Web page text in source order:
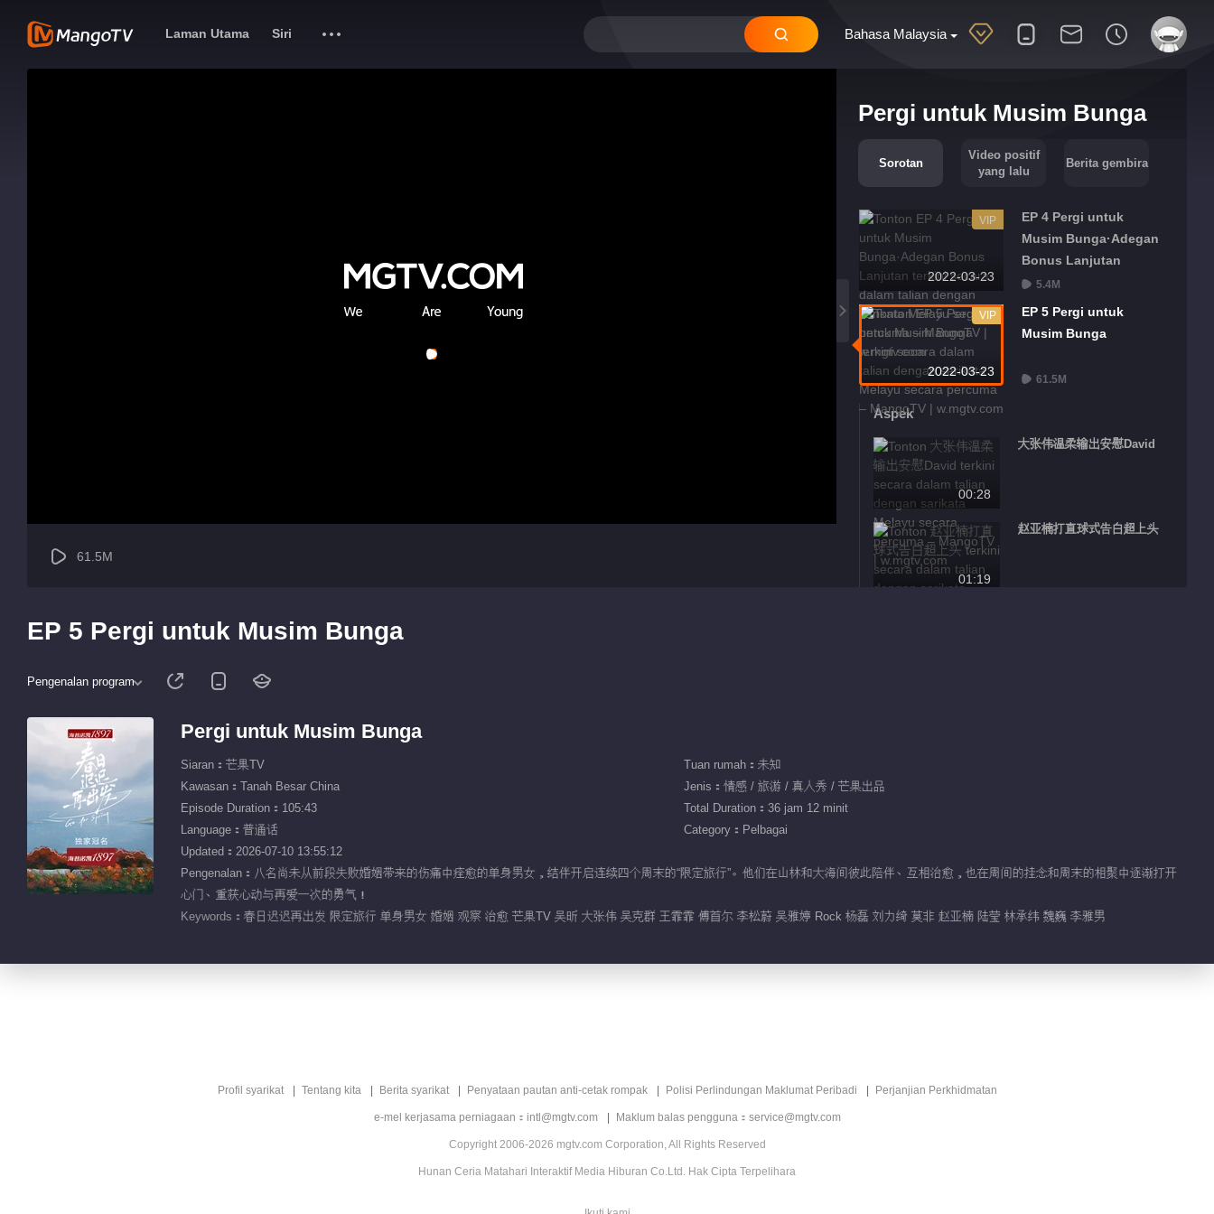
Bahasa Malaysia
Laman Utama Siri
Pergi untuk Musim Bunga
Sorotan
Video positif
yang lalu
Berita gembira
2022-03-23
VIP
EP 4 Pergi untuk
Musim Bunga·Adegan
Bonus Lanjutan
5.4M
2022-03-23
VIP
EP 5 Pergi untuk
Musim Bunga
61.5M
Aspek
00:28
大张伟温柔输出安慰David
01:19
赵亚楠打直球式告白超上头
02:01
王霏霏说喜欢有很多信号
01:20
61.5M
EP 5 Pergi untuk Musim Bunga
Pengenalan program
Pergi untuk Musim Bunga
Siaran：芒果TV
Tuan rumah：未知
Kawasan：Tanah Besar China
Jenis：情感 / 旅游 / 真人秀 / 芒果出品
Episode Duration：105:43
Total Duration：36 jam 12 minit
Language：普通话
Category：Pelbagai
Updated：2026-07-10 13:55:12
Pengenalan：八名尚未从前段失败婚姻带来的伤痛中痊愈的单身男女，结伴开启连续四个周末的“限定旅行”。他们在山林和大海间彼此陪伴、互相治愈，也在周间的挂念和周末的相聚中逐渐打开
心门、重获心动与再爱一次的勇气！
Keywords： 春日迟迟再出发 限定旅行 单身男女 婚姻 观察 治愈 芒果TV 吴昕 大张伟 吴克群 王霏霏 傅首尔 李松蔚 吴雅婷 Rock 杨磊 刘力绮 莫非 赵亚楠 陆莹 林承纬 魏巍 李雅男
Profil syarikat Tentang kita Berita syarikat Penyataan pautan anti-cetak rompak Polisi Perlindungan Maklumat Peribadi Perjanjian Perkhidmatan
e-mel kerjasama perniagaan：intl@mgtv.com Maklum balas pengguna：service@mgtv.com
Copyright 2006-2026 mgtv.com Corporation, All Rights Reserved
Hunan Ceria Matahari Interaktif Media Hiburan Co.Ltd. Hak Cipta Terpelihara